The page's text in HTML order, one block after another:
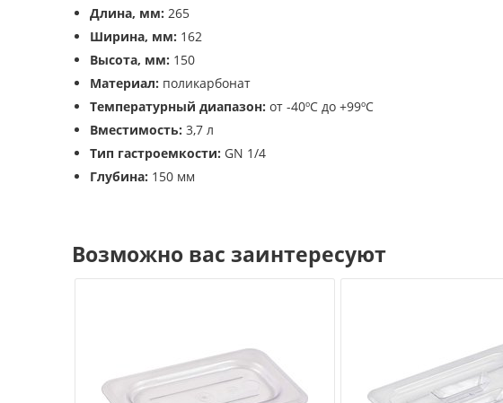
Длина, мм: 265
Ширина, мм: 162
Высота, мм: 150
Материал: поликарбонат
Температурный диапазон: от -40ºС до +99ºС
Вместимость: 3,7 л
Тип гастроемкости: GN 1/4
Глубина: 150 мм
Возможно вас заинтересуют